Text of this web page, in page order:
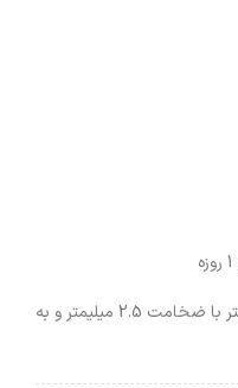
فوم ماربل کد 1059 ابعاد 60*60 سانتیمتر با ضخامت 2.5 میلیمتر و به